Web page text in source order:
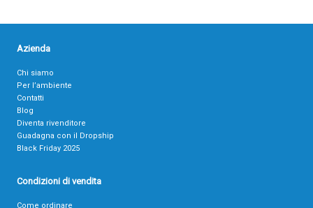
Azienda
Chi siamo
Per l’ambiente
Contatti
Blog
Diventa rivenditore
Guadagna con il Dropship
Black Friday 2025
Condizioni di vendita
Come ordinare